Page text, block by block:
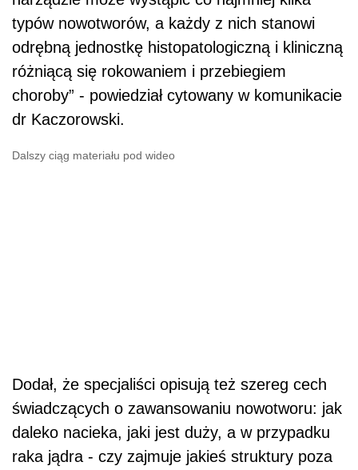
typów nowotworów, a każdy z nich stanowi
odrębną jednostkę histopatologiczną i kliniczną
różniącą się rokowaniem i przebiegiem
choroby” - powiedział cytowany w komunikacie
dr Kaczorowski.
Dalszy ciąg materiału pod wideo
Dodał, że specjaliści opisują też szereg cech
świadczących o zawansowaniu nowotworu: jak
daleko nacieka, jaki jest duży, a w przypadku
raka jądra - czy zajmuje jakieś struktury poza